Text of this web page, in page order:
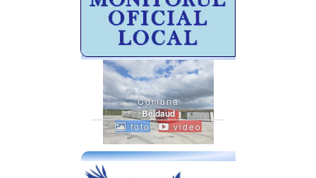
Comuna
Beidaud
foto video